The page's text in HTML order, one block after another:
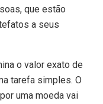
que estão
a seus
o valor exato de
tarefa simples. O
uma moeda vai